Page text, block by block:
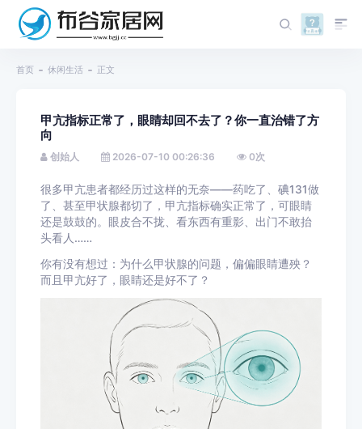
首页 休闲生活 正文
甲亢指标正常了，眼睛却回不去了？你一直治错了方
向
创始人 2026-07-10 00:26:36 0次
很多甲亢患者都经历过这样的无奈——药吃了、碘131做
了、甚至甲状腺都切了，甲亢指标确实正常了，可眼睛
还是鼓鼓的。眼皮合不拢、看东西有重影、出门不敢抬
头看人……
你有没有想过：为什么甲状腺的问题，偏偏眼睛遭殃？
而且甲亢好了，眼睛还是好不了？